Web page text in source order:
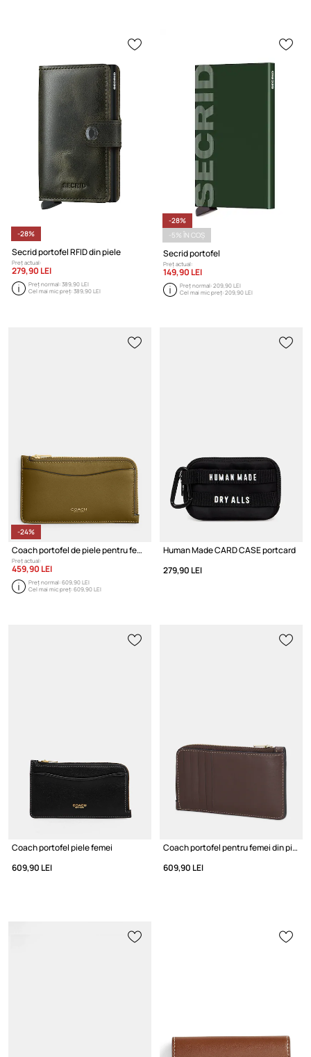
-28%
Secrid portofel RFID din piele
Preț actual:
279,90 LEI
Preț normal:389,90 LEI
Cel mai mic preț:389,90 LEI
-28%
-5% ÎN COȘ
Secrid portofel
Preț actual:
149,90 LEI
Preț normal:209,90 LEI
Cel mai mic preț:209,90 LEI
-24%
Coach portofel de piele pentru femei
Preț actual:
459,90 LEI
Preț normal:609,90 LEI
Cel mai mic preț:609,90 LEI
Human Made CARD CASE portcard
279,90 LEI
Coach portofel piele femei
609,90 LEI
Coach portofel pentru femei din piele
609,90 LEI